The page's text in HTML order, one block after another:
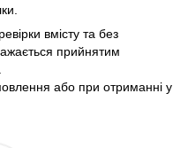
вмісту та без
прийнятим
або при отриманні у